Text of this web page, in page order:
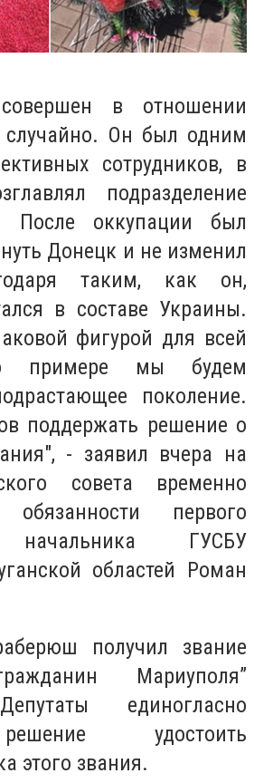
в отношении
случайно. Он был одним
сотрудников, в
подразделение
После оккупации был
Донецк и не изменил
таким, как он,
в составе Украины.
фигурой для всей
примере мы будем
поколение.
поддержать решение о
- заявил вчера на
совета временно
первого
начальника ГУСБУ
областей Роман
получил звание
Мариуполя”
единогласно
удостоить
этого звания.